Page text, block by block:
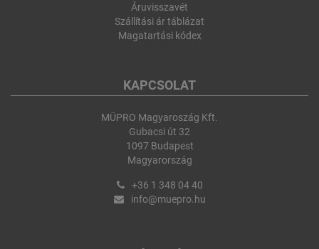
Áruvisszavét
Szállítási ár táblázat
Magatartási kódex
KAPCSOLAT
MÜPRO Magyaroszág Kft.
Gubacsi út 32
1097 Budapest
Magyarország
+36 1 348 04 40
info@muepro.hu